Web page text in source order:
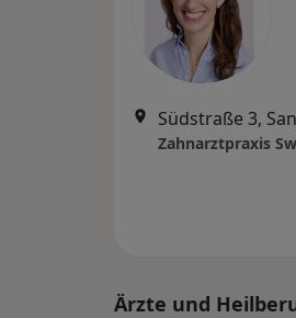
Südstraße 3,
Zahnarztpraxis
Ärzte und